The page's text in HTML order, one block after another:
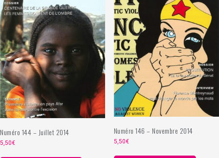
Numéro 144 – Juillet 2014
5,50€
Numéro 146 – Novembre 2014
5,50€